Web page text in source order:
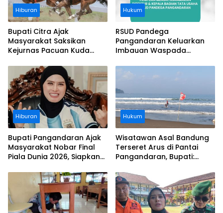
Hiburan
Bupati Citra Ajak
Masyarakat Saksikan
Kejurnas Pacuan Kuda
Legokjawa
Hukum
RSUD Pandega
Pangandaran Keluarkan
Imbauan Waspada
Hiburan
Bupati Pangandaran Ajak
Masyarakat Nobar Final
Piala Dunia 2026, Siapkan
Hukum
Wisatawan Asal Bandung
Terseret Arus di Pantai
Pangandaran, Bupati:
Aturan